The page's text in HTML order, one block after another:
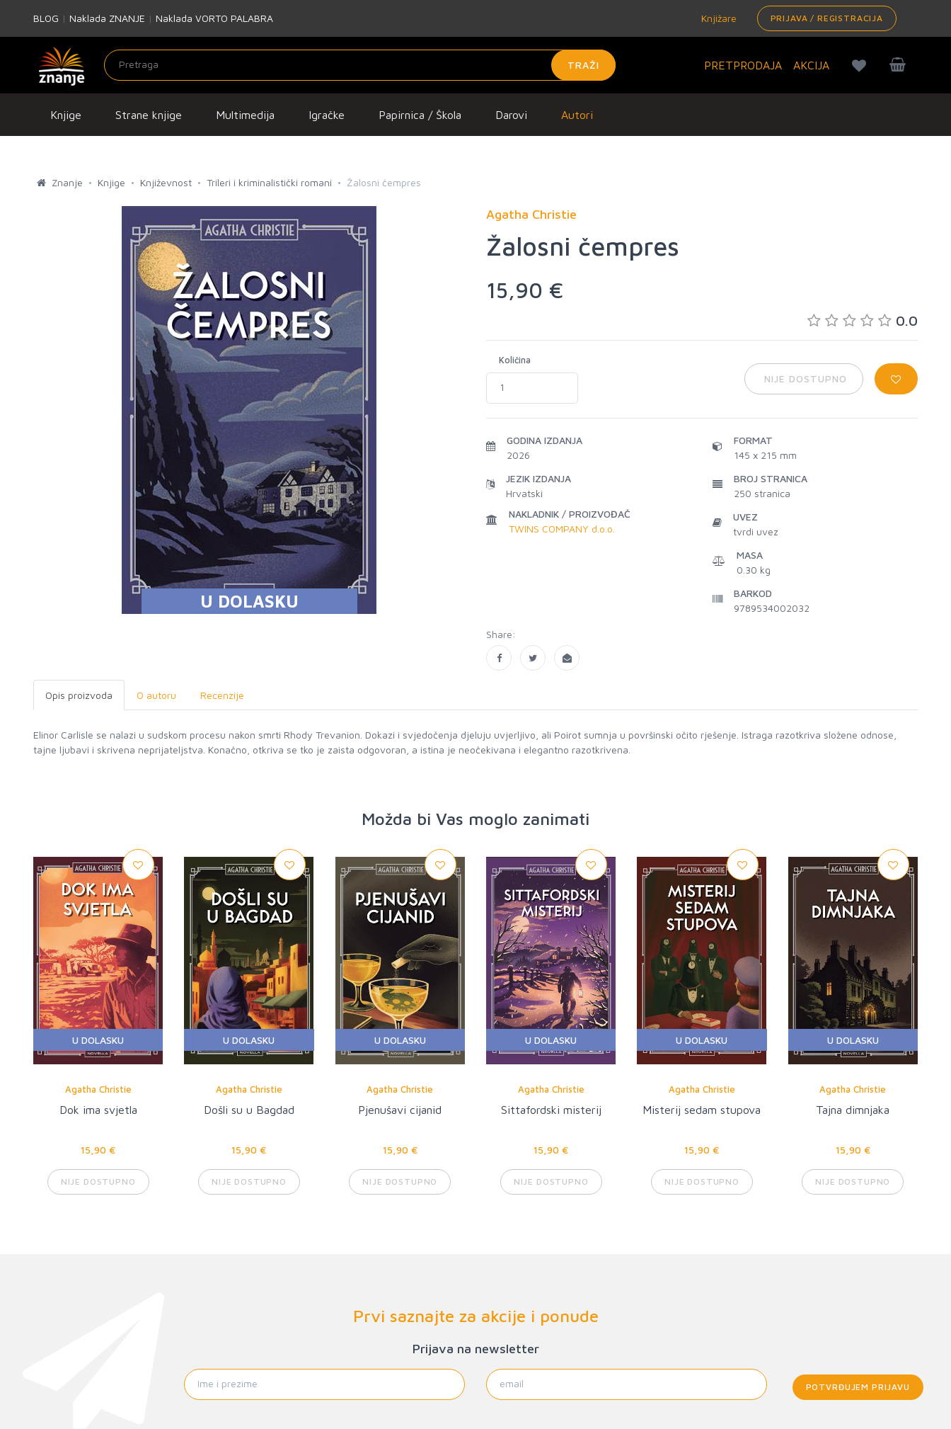
BLOG | Naklada ZNANJE | Naklada VORTO PALABRA Knjižare PRIJAVA / REGISTRACIJA
TRAŽI PRETPRODAJA AKCIJA
Knjige Strane knjige Multimedija Igračke Papirnica / Škola Darovi Autori
Znanje Knjige Književnost Trileri i kriminalistički romani Žalosni čempres
U DOLASKU
Agatha Christie
Žalosni čempres
15,90 €
0.0
Količina
NIJE DOSTUPNO
GODINA IZDANJA
2026
JEZIK IZDANJA
Hrvatski
NAKLADNIK / PROIZVOĐAČ
TWINS COMPANY d.o.o.
FORMAT
145 x 215 mm
BROJ STRANICA
250 stranica
UVEZ
tvrdi uvez
MASA
0.30 kg
BARKOD
9789534002032
Share:
Opis proizvoda O autoru Recenzije
Elinor Carlisle se nalazi u sudskom procesu nakon smrti Rhody Trevanion. Dokazi i svjedočenja djeluju uvjerljivo, ali Poirot sumnja u površinski očito rješenje. Istraga razotkriva složene odnose,
tajne ljubavi i skrivena neprijateljstva. Konačno, otkriva se tko je zaista odgovoran, a istina je neočekivana i elegantno razotkrivena.
Možda bi Vas moglo zanimati
U DOLASKU
Agatha Christie
Dok ima svjetla
15,90 €
NIJE DOSTUPNO
U DOLASKU
Agatha Christie
Došli su u Bagdad
15,90 €
NIJE DOSTUPNO
U DOLASKU
Agatha Christie
Pjenušavi cijanid
15,90 €
NIJE DOSTUPNO
U DOLASKU
Agatha Christie
Sittafordski misterij
15,90 €
NIJE DOSTUPNO
U DOLASKU
Agatha Christie
Misterij sedam stupova
15,90 €
NIJE DOSTUPNO
U DOLASKU
Agatha Christie
Tajna dimnjaka
15,90 €
NIJE DOSTUPNO
Prvi saznajte za akcije i ponude
Prijava na newsletter
POTVRĐUJEM PRIJAVU